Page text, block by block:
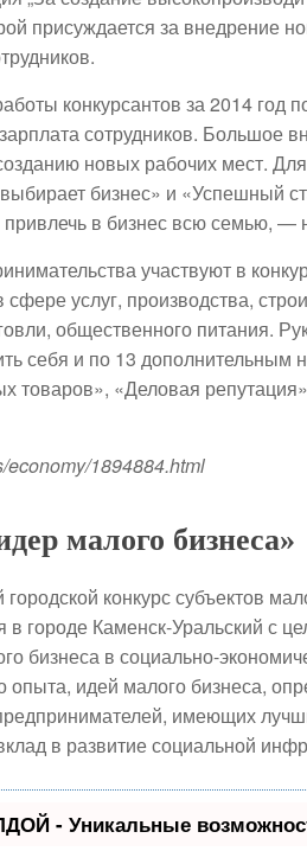
присуждается за внедрение
конкурсантов за 2014 год
сотрудников. Большое
новых рабочих мест.
бизнес» и «Успешный
в бизнес всю семью,
участвуют в
услуг, производства,
общественного питания.
себя и по 13 дополнительным
товаров», «Деловая
1894884.html
малого бизнеса»
конкурс субъектов
в городе Каменск-Уральский с
бизнеса в социально-
опыта, идей малого бизнеса,
имеющих
в развитие социальной
- Уникальные